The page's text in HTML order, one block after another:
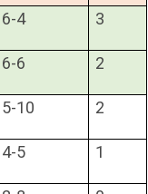
6-4 3
6-6 2
5-10 2
4-5 1